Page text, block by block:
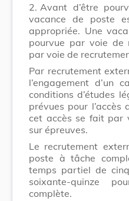
2. Avant d’être
vacance de poste
appropriée. Une
pourvue par voie de
par voie de
Par recrutement
l’engagement d’un
conditions d’études
prévues pour
cet accès se fait par
sur épreuves.
Le recrutement
poste à tâche
temps partiel de
soixante-quinze
complète.